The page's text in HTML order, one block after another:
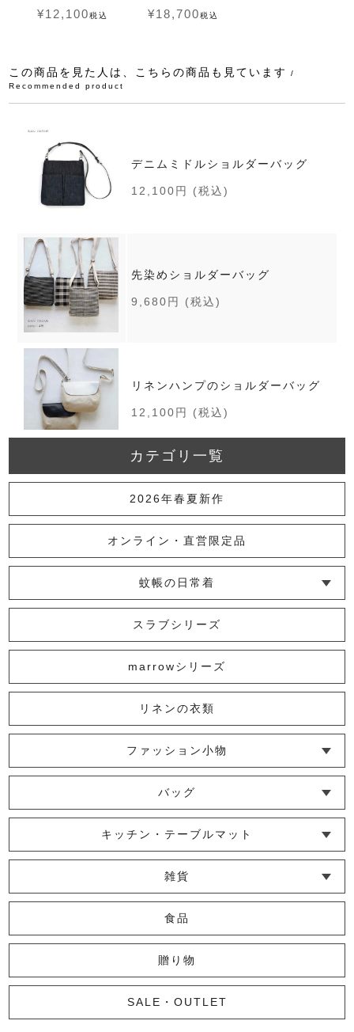
¥12,100税込 ¥18,700税込
この商品を見た人は、こちらの商品も見ています
/
Recommended product
デニムミドルショルダーバッグ
12,100円 (税込)
先染めショルダーバッグ
9,680円 (税込)
リネンハンプのショルダーバッグ
12,100円 (税込)
まほろばポシェット
7,700円 (税込)
革の水玉ポシェット
8,800円 (税込)
リネンハンプ２ｗａｙバッグ
18,700円 (税込)
花紋ショルダーバッグ
8,250円 (税込)
リネン帆布２ｗａｙバッグ
24,200円 (税込)
カテゴリ一覧
2026年春夏新作
オンライン・直営限定品
蚊帳の日常着
└ インナー
└ トップス
└ ワンピース
└ パンツ
└ スカート
└ 羽織りもの
└ キッズ・ベビー
スラブシリーズ
marrowシリーズ
リネンの衣類
ファッション小物
└ ショール・ストール
└ マスク
└ 靴下・アームカバー
バッグ
└ ポシェット・ショルダーバッグ
└ トートバッグ
└ 巾着バッグ
キッチン・テーブルマット
└ 蚊帳のふきん
└ かっぽう着・エプロン
└ その他キッチン小物
└ コースター
└ ランチョンマット・プレースマット
└ テーブルランナー・テーブルセンター
雑貨
└ その他小物
└ タオル・ハンカチ
└ ポーチ
└ インテリア
食品
贈り物
SALE・OUTLET